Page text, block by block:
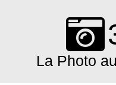
La Photo